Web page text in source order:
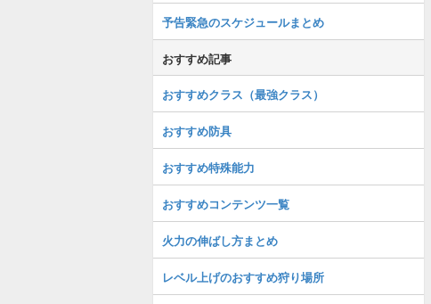
予告緊急のスケジュールまとめ
おすすめ記事
おすすめクラス（最強クラス）
おすすめ防具
おすすめ特殊能力
おすすめコンテンツ一覧
火力の伸ばし方まとめ
レベル上げのおすすめ狩り場所